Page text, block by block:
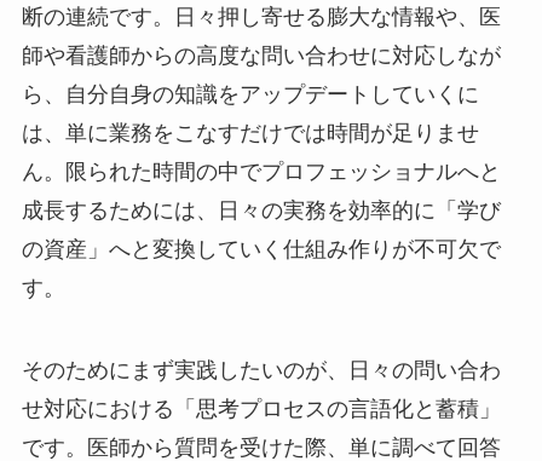
断の連続です。日々押し寄せる膨大な情報や、医
師や看護師からの高度な問い合わせに対応しなが
ら、自分自身の知識をアップデートしていくに
は、単に業務をこなすだけでは時間が足りませ
ん。限られた時間の中でプロフェッショナルへと
成長するためには、日々の実務を効率的に「学び
の資産」へと変換していく仕組み作りが不可欠で
す。
そのためにまず実践したいのが、日々の問い合わ
せ対応における「思考プロセスの言語化と蓄積」
です。医師から質問を受けた際、単に調べて回答